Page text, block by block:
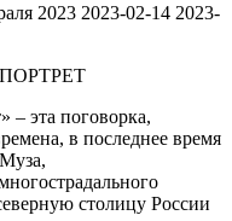
2023 2023-02-14 2023-
– эта поговорка,
в последнее время
столицу России